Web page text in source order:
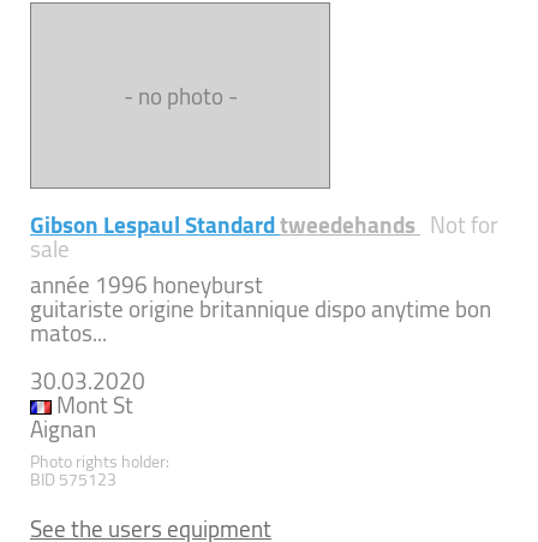
- no photo -
Gibson Lespaul Standardtweedehands Not for
sale
année 1996 honeyburst
guitariste origine britannique dispo anytime bon
matos...
30.03.2020
Mont St
Aignan
Photo rights holder:
BID 575123
See the users equipment